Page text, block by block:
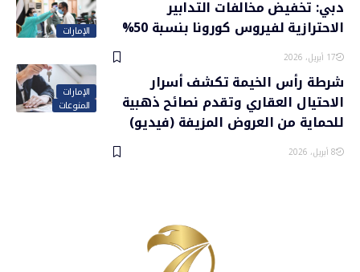
الإمارات
دبي: تخفيض مخالفات التدابير
الاحترازية لفيروس كورونا بنسبة 50%
17 أبريل، 2026
الإمارات
المنوعات
شرطة رأس الخيمة تكشف أسرار
الاحتيال العقاري وتقدم نصائح ذهبية
للحماية من العروض المزيفة (فيديو)
8 أبريل، 2026